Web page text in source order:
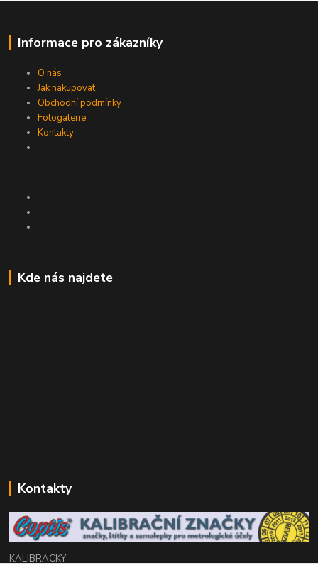
Informace pro zákazníky
O nás
Jak nakupovat
Obchodní podmínky
Fotogalerie
Kontakty
Kde nás najdete
Kontakty
KALIBRACKY